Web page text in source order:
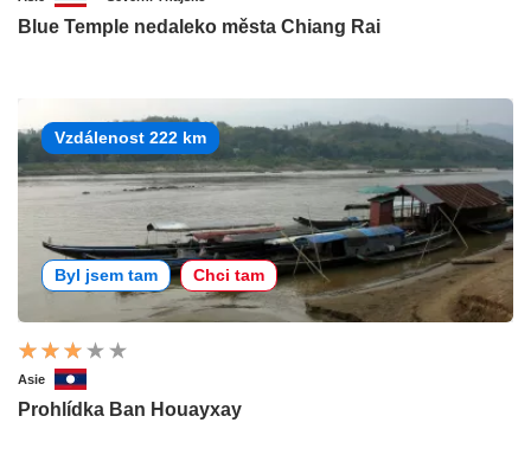
Blue Temple nedaleko města Chiang Rai
Vzdálenost 222 km
Byl jsem tam Chci tam
Asie
Prohlídka Ban Houayxay